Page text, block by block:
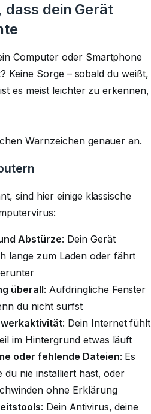
dein Gerät
Computer oder Smartphone
Keine Sorge – sobald du weißt,
es meist leichter zu erkennen,
Warnzeichen genauer an.
sind hier einige klassische
Abstürze: Dein Gerät
lange zum Laden oder fährt
überall: Aufdringliche Fenster
du nicht surfst
: Dein Internet fühlt
im Hintergrund etwas läuft
oder fehlende Dateien: Es
du nie installiert hast, oder
ohne Erklärung
: Dein Antivirus, deine